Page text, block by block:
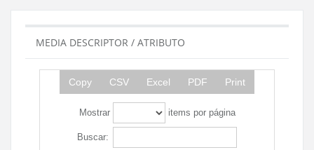
MEDIA DESCRIPTOR / ATRIBUTO
Copy CSV Excel PDF Print
Mostrar items por página
Buscar: